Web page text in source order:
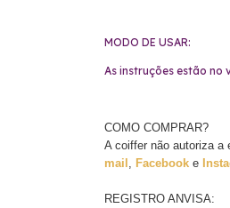
MODO DE USAR:
As instruções estão no
COMO COMPRAR?
A coiffer não autoriza a
mail
Facebook e
REGISTRO ANVISA: